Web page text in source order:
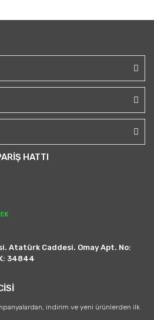
HATTI
Atatürk Caddesi. Omay Apt. No:
34844
indirim ve yeni ürünlerden ilk